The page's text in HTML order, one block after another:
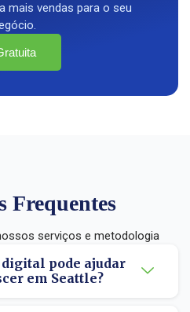
mais vendas para o seu
Frequentes
serviços e metodologia
pode ajudar
em Seattle?